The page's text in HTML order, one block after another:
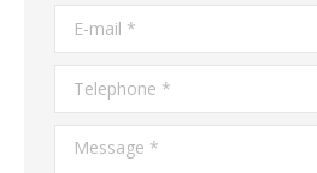
E-mail *
Telephone *
Message *